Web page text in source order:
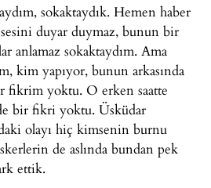
sokaktaydık. Hemen haber
sesini duyar duymaz, bunun bir
anlamaz sokaktaydım. Ama
kim yapıyor, bunun arkasında
fikrim yoktu. O erken saatte
bir fikri yoktu. Üsküdar
olayı hiç kimsenin burnu
de aslında bundan pek
ettik.